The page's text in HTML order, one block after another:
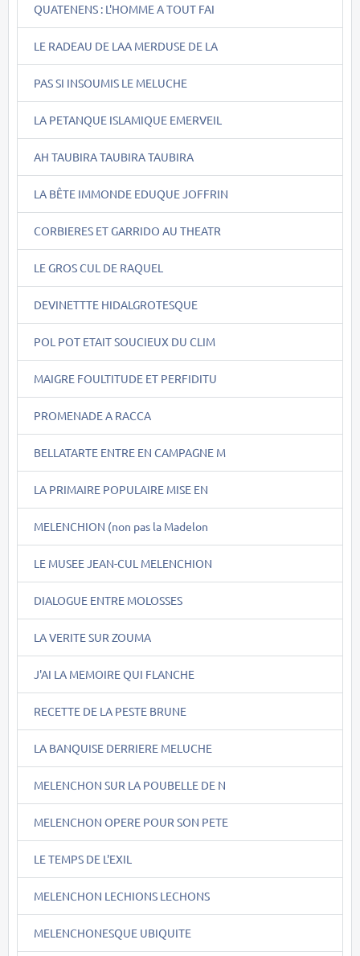
QUATENENS : L'HOMME A TOUT FAI
LE RADEAU DE LAA MERDUSE DE LA
PAS SI INSOUMIS LE MELUCHE
LA PETANQUE ISLAMIQUE EMERVEIL
AH TAUBIRA TAUBIRA TAUBIRA
LA BÊTE IMMONDE EDUQUE JOFFRIN
CORBIERES ET GARRIDO AU THEATR
LE GROS CUL DE RAQUEL
DEVINETTTE HIDALGROTESQUE
POL POT ETAIT SOUCIEUX DU CLIM
MAIGRE FOULTITUDE ET PERFIDITU
PROMENADE A RACCA
BELLATARTE ENTRE EN CAMPAGNE M
LA PRIMAIRE POPULAIRE MISE EN
MELENCHION (non pas la Madelon
LE MUSEE JEAN-CUL MELENCHION
DIALOGUE ENTRE MOLOSSES
LA VERITE SUR ZOUMA
J'AI LA MEMOIRE QUI FLANCHE
RECETTE DE LA PESTE BRUNE
LA BANQUISE DERRIERE MELUCHE
MELENCHON SUR LA POUBELLE DE N
MELENCHON OPERE POUR SON PETE
LE TEMPS DE L'EXIL
MELENCHON LECHIONS LECHONS
MELENCHONESQUE UBIQUITE